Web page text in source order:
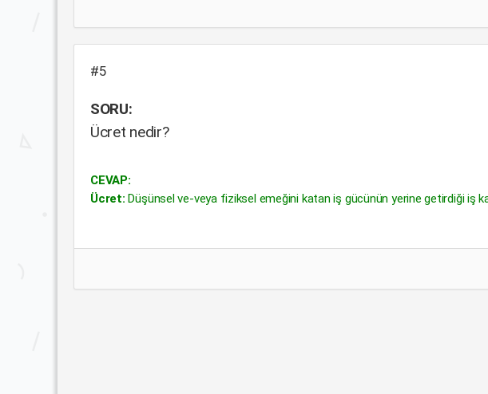
#5
SORU:
Ücret nedir?
CEVAP:
Ücret: Düşünsel ve-veya fiziksel emeğini katan iş gücünün yerine getirdiği iş